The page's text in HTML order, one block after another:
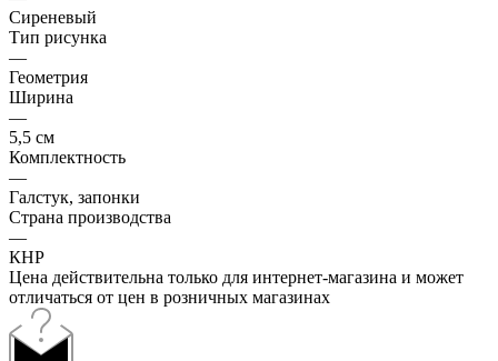
Сиреневый
Тип рисунка
—
Геометрия
Ширина
—
5,5 см
Комплектность
—
Галстук, запонки
Страна производства
—
КНР
Цена действительна только для интернет-магазина и может
отличаться от цен в розничных магазинах